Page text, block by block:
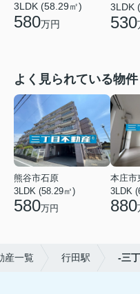
3LDK (58.29㎡)
580万円
3LDK
530
よく見られている物件
熊谷市石原
3LDK (58.29㎡)
580万円
本庄市
3LDK
880
産一覧 行田駅 -三